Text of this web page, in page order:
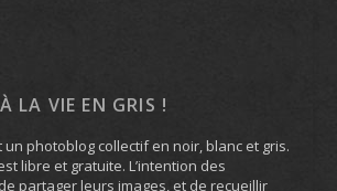
LA VIE EN GRIS !
un photoblog collectif en noir, blanc et gris.
libre et gratuite. L’intention des
partager leurs images, et de recueillir